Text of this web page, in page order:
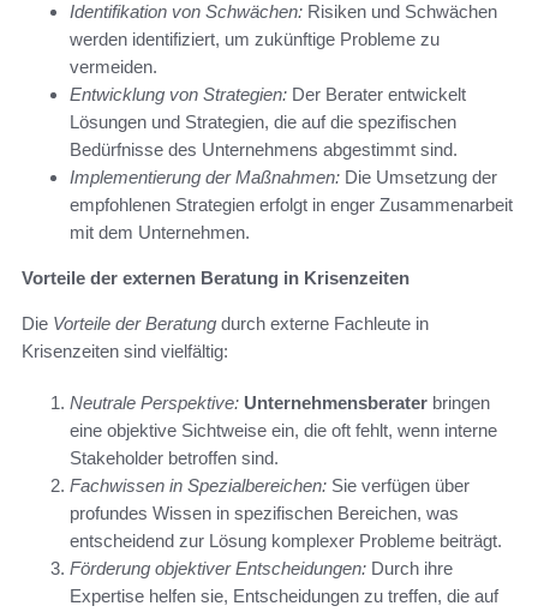
Identifikation von Schwächen: Risiken und Schwächen
werden identifiziert, um zukünftige Probleme zu
vermeiden.
Entwicklung von Strategien: Der Berater entwickelt
Lösungen und Strategien, die auf die spezifischen
Bedürfnisse des Unternehmens abgestimmt sind.
Implementierung der Maßnahmen: Die Umsetzung der
empfohlenen Strategien erfolgt in enger Zusammenarbeit
mit dem Unternehmen.
Vorteile der externen Beratung in Krisenzeiten
Die Vorteile der Beratung durch externe Fachleute in
Krisenzeiten sind vielfältig:
Neutrale Perspektive: Unternehmensberater bringen
eine objektive Sichtweise ein, die oft fehlt, wenn interne
Stakeholder betroffen sind.
Fachwissen in Spezialbereichen: Sie verfügen über
profundes Wissen in spezifischen Bereichen, was
entscheidend zur Lösung komplexer Probleme beiträgt.
Förderung objektiver Entscheidungen: Durch ihre
Expertise helfen sie, Entscheidungen zu treffen, die auf